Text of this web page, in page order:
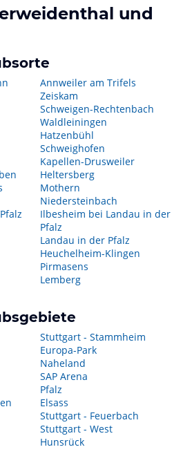
und
Annweiler am Trifels
Zeiskam
Schweigen-Rechtenbach
Waldleiningen
Hatzenbühl
Schweighofen
Kapellen-Drusweiler
Heltersberg
Mothern
Niedersteinbach
Ilbesheim bei Landau in der
Pfalz
Landau in der Pfalz
Heuchelheim-Klingen
Pirmasens
Lemberg
Stuttgart - Stammheim
Europa-Park
Naheland
SAP Arena
Pfalz
Elsass
Stuttgart - Feuerbach
Stuttgart - West
Hunsrück